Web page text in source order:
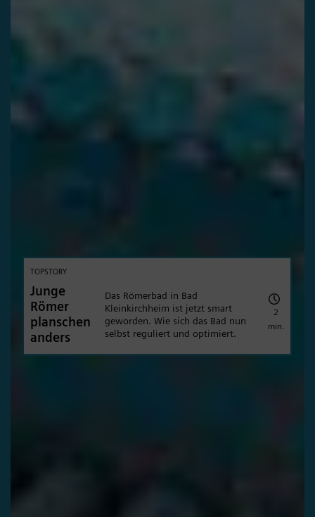
TOPSTORY
Junge
Römer
planschen
anders
Das Römerbad in Bad
Kleinkirchheim ist jetzt smart
geworden. Wie sich das Bad nun
selbst reguliert und optimiert.
2
min.